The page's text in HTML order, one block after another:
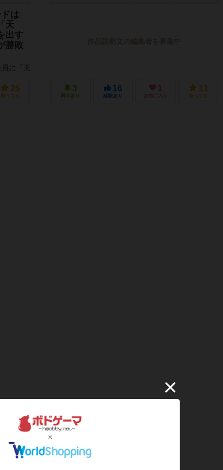
は
天
出す
勝敗
に「天
始】
25
持ってる
3
興味あり
16
経験あり
1
お気に入り
11
持ってる